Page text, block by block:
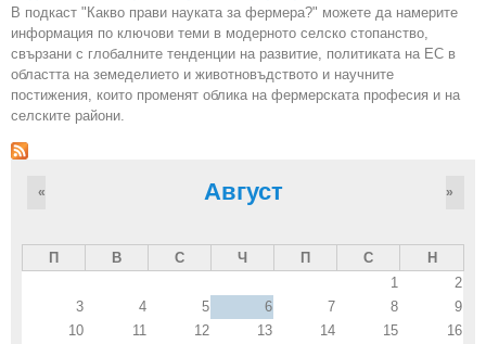
В подкаст "Какво прави науката за фермера?" можете да намерите
информация по ключови теми в модерното селско стопанство,
свързани с глобалните тенденции на развитие, политиката на ЕС в
областта на земеделието и животновъдството и научните
постижения, които променят облика на фермерската професия и на
селските райони.
Август
« »
П В С Ч П С
Н
1
2
3
4 5 6 7 8
9
10
11 12 13 14 15
16